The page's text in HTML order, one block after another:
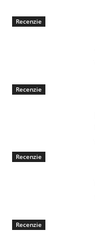
Recenzie
Recenzie
Recenzie
Recenzie